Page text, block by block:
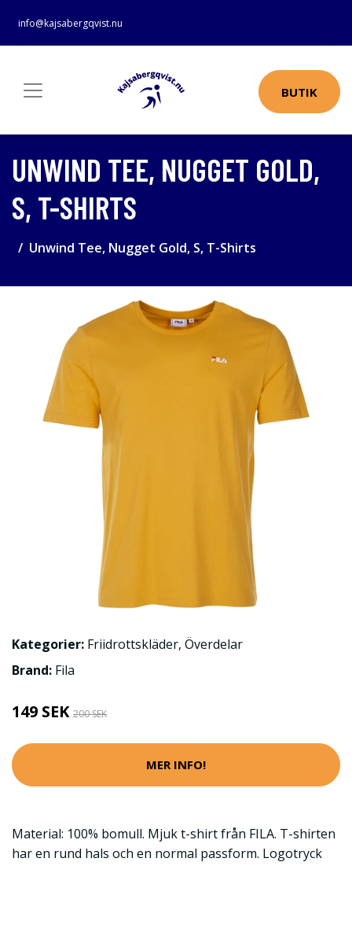
info@kajsabergqvist.nu
BUTIK
UNWIND TEE, NUGGET GOLD,
S, T-SHIRTS
Unwind Tee, Nugget Gold, S, T-Shirts
Kategorier: Friidrottskläder, Överdelar
Brand: Fila
149 SEK 200 SEK
MER INFO!
Material: 100% bomull. Mjuk t-shirt från FILA. T-shirten
har en rund hals och en normal passform. Logotryck